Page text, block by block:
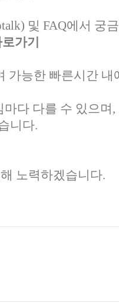
및 FAQ에서 궁
가기
가능한 빠른시간
다 다를 수 있으며
니다.
노력하겠습니다.